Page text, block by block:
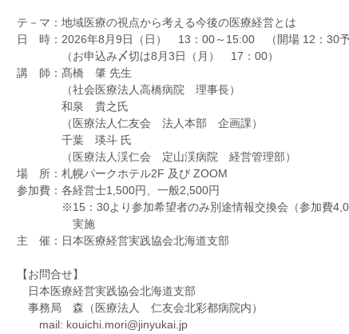
テ－マ：地域医療の視点から考える今後の医療経営とは
日 時：2026年8月9日（日） 13：00～15:00 （開場 12：30予
（お申込み〆切は8月3日（月） 17：00）
講 師：髙橋 肇 先生
（社会医療法人高橋病院 理事長）
和泉 貴之氏
（医療法人仁友会 法人本部 企画課）
千葉 瑛斗 氏
（医療法人渓仁会 定山渓病院 経営管理部）
場 所：札幌パークホテル2F 及び ZOOM
参加費：各経営士1,500円、一般2,500円
※15：30より参加希望者のみ別途情報交換会（参加費
実施
主 催：日本医療経営実践協会北海道支部
【お問合せ】
日本医療経営実践協会北海道支部
事務局 森（医療法人 仁友会北彩都病院内）
mail: kouichi.mori@jinyukai.jp